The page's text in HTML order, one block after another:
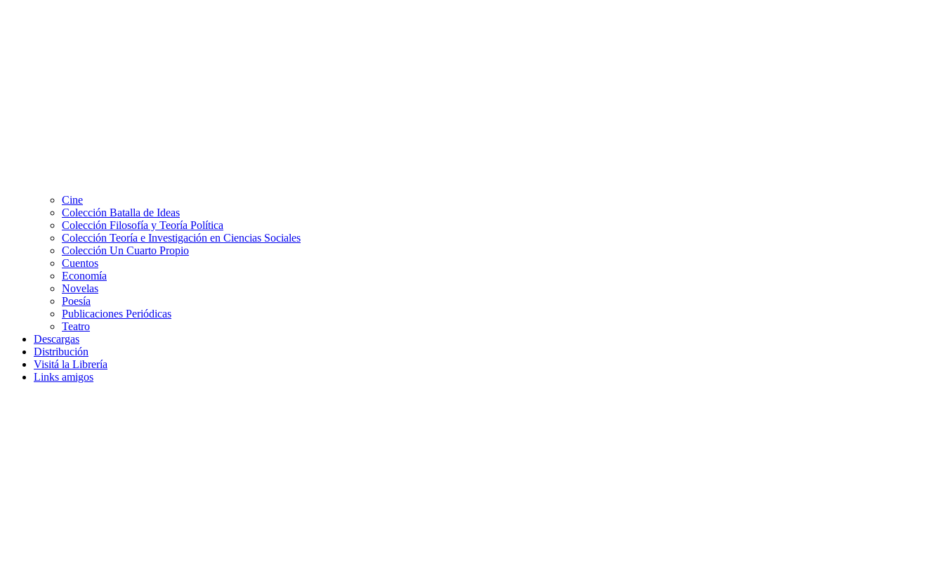
Cine
Colección Batalla de Ideas
Colección Filosofía y Teoría Política
Colección Teoría e Investigación en Ciencias Sociales
Colección Un Cuarto Propio
Cuentos
Economía
Novelas
Poesía
Publicaciones Periódicas
Teatro
Descargas
Distribución
Visitá la Librería
Links amigos